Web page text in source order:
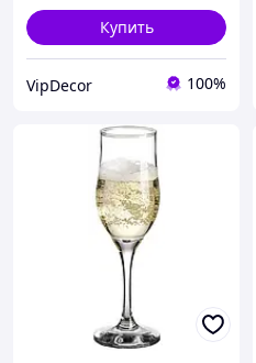
Купить
VipDecor 100%